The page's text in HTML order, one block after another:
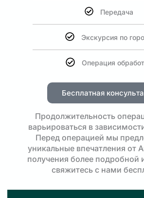
Передача
Экскурсия по
Операция
Бесплатная
Продолжительность
варьироваться в
Перед операцией мы
уникальные впечатления от
получения более подробной
свяжитесь с нами